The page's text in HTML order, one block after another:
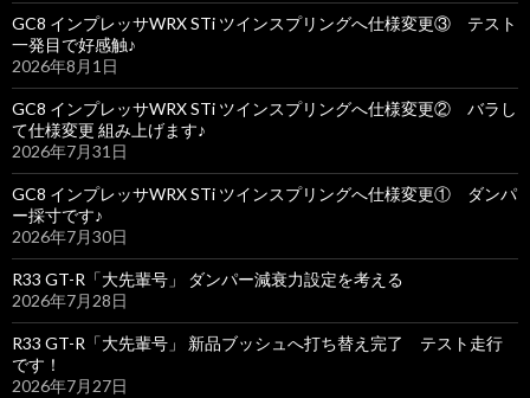
GC8 インプレッサWRX STi ツインスプリングへ仕様変更③ テスト
一発目で好感触♪
2026年8月1日
GC8 インプレッサWRX STi ツインスプリングへ仕様変更② バラし
て仕様変更 組み上げます♪
2026年7月31日
GC8 インプレッサWRX STi ツインスプリングへ仕様変更① ダンパ
ー採寸です♪
2026年7月30日
R33 GT-R「大先輩号」 ダンパー減衰力設定を考える
2026年7月28日
R33 GT-R「大先輩号」 新品ブッシュへ打ち替え完了 テスト走行
です！
2026年7月27日